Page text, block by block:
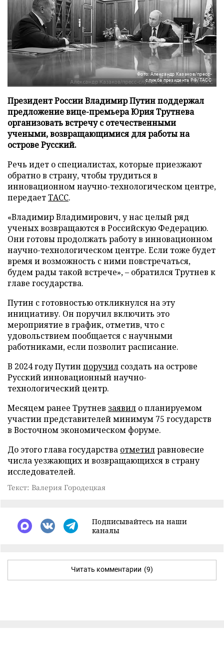
Фото: Александр Казаков/пресс-
служба президента РФ/ТАСС
Президент России Владимир Путин поддержал
предложение вице-премьера Юрия Трутнева
организовать встречу с отечественными
учеными, возвращающимися для работы на
острове Русский.
Речь идет о специалистах, которые приезжают
обратно в страну, чтобы трудиться в
инновационном научно-технологическом центре,
передаетТАСС.
«Владимир Владимирович, у нас целый ряд
ученых возвращаются в Российскую Федерацию.
Они готовы продолжать работу в инновационном
научно-технологическом центре. Если тоже будет
время и возможность с ними повстречаться,
будем рады такой встрече», – обратился Трутнев к
главе государства.
Путин с готовностью откликнулся на эту
инициативу. Он поручил включить это
мероприятие в график, отметив, что с
удовольствием пообщается с научными
работниками, если позволит расписание.
В 2024 году Путин поручил создать на острове
Русский инновационный научно-
технологический центр.
Месяцем ранее Трутнев заявил о планируемом
участии представителей минимум 75 государств
в Восточном экономическом форуме.
До этого глава государства отметилравновесие
числа уезжающих и возвращающихся в страну
исследователей.
Текст: Валерия Городецкая
Подписывайтесь на наши
каналы
Читать комментарии (9)